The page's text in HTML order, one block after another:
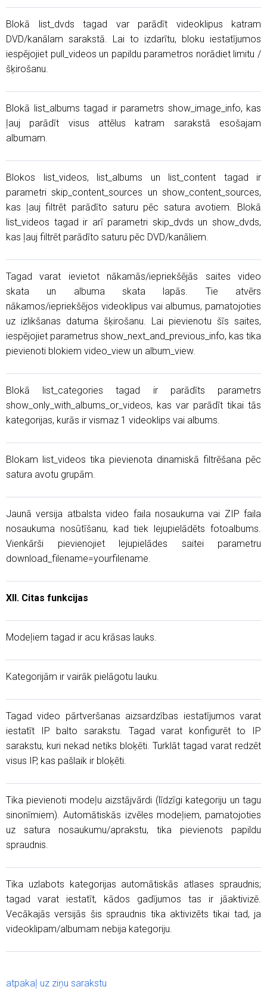
Blokā list_dvds tagad var parādīt videoklipus katram
DVD/kanālam sarakstā. Lai to izdarītu, bloku iestatījumos
iespējojiet pull_videos un papildu parametros norādiet limitu /
šķirošanu.
Blokā list_albums tagad ir parametrs show_image_info, kas
ļauj parādīt visus attēlus katram sarakstā esošajam
albumam.
Blokos list_videos, list_albums un list_content tagad ir
parametri skip_content_sources un show_content_sources,
kas ļauj filtrēt parādīto saturu pēc satura avotiem. Blokā
list_videos tagad ir arī parametri skip_dvds un show_dvds,
kas ļauj filtrēt parādīto saturu pēc DVD/kanāliem.
Tagad varat ievietot nākamās/iepriekšējās saites video
skata un albuma skata lapās. Tie atvērs
nākamos/iepriekšējos videoklipus vai albumus, pamatojoties
uz izlikšanas datuma šķirošanu. Lai pievienotu šīs saites,
iespējojiet parametrus show_next_and_previous_info, kas tika
pievienoti blokiem video_view un album_view.
Blokā list_categories tagad ir parādīts parametrs
show_only_with_albums_or_videos, kas var parādīt tikai tās
kategorijas, kurās ir vismaz 1 videoklips vai albums.
Blokam list_videos tika pievienota dinamiskā filtrēšana pēc
satura avotu grupām.
Jaunā versija atbalsta video faila nosaukuma vai ZIP faila
nosaukuma nosūtīšanu, kad tiek lejupielādēts fotoalbums.
Vienkārši pievienojiet lejupielādes saitei parametru
download_filename=yourfilename.
XII. Citas funkcijas
Modeļiem tagad ir acu krāsas lauks.
Kategorijām ir vairāk pielāgotu lauku.
Tagad video pārtveršanas aizsardzības iestatījumos varat
iestatīt IP balto sarakstu. Tagad varat konfigurēt to IP
sarakstu, kuri nekad netiks bloķēti. Turklāt tagad varat redzēt
visus IP, kas pašlaik ir bloķēti.
Tika pievienoti modeļu aizstājvārdi (līdzīgi kategoriju un tagu
sinonīmiem). Automātiskās izvēles modeļiem, pamatojoties
uz satura nosaukumu/aprakstu, tika pievienots papildu
spraudnis.
Tika uzlabots kategorijas automātiskās atlases spraudnis;
tagad varat iestatīt, kādos gadījumos tas ir jāaktivizē.
Vecākajās versijās šis spraudnis tika aktivizēts tikai tad, ja
videoklipam/albumam nebija kategoriju.
atpakaļ uz ziņu sarakstu